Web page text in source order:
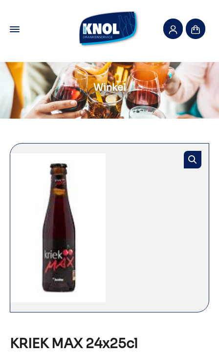
Winkel
KRIEK MAX 24x25cl